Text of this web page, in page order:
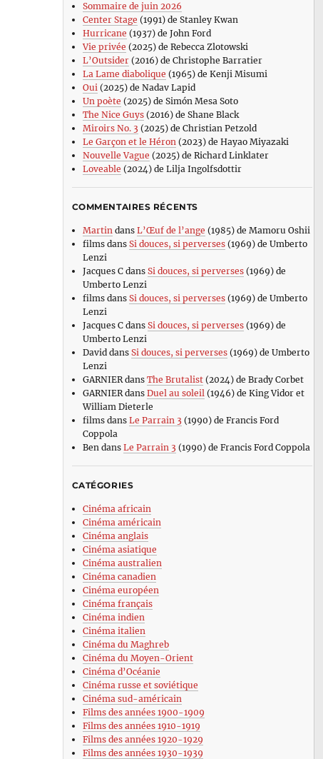
Sommaire de juin 2026
Center Stage (1991) de Stanley Kwan
Hurricane (1937) de John Ford
Vie privée (2025) de Rebecca Zlotowski
L’Outsider(2016) de Christophe Barratier
La Lame diabolique (1965) de Kenji Misumi
Oui(2025) de Nadav Lapid
Un poète (2025) de Simón Mesa Soto
The Nice Guys(2016) de Shane Black
Miroirs No. 3 (2025) de Christian Petzold
Le Garçon et le Héron(2023) de Hayao Miyazaki
Nouvelle Vague (2025) de Richard Linklater
Loveable (2024) de Lilja Ingolfsdottir
COMMENTAIRES RÉCENTS
Martin dans L’Œuf de l’ange (1985) de Mamoru Oshii
filmsdans Si douces, si perverses(1969) de Umberto
Lenzi
Jacques Cdans Si douces, si perverses(1969) de
Umberto Lenzi
filmsdans Si douces, si perverses(1969) de Umberto
Lenzi
Jacques Cdans Si douces, si perverses(1969) de
Umberto Lenzi
David dans Si douces, si perverses(1969) de Umberto
Lenzi
GARNIERdans The Brutalist(2024) de Brady Corbet
GARNIERdans Duel au soleil (1946) de King Vidor et
William Dieterle
filmsdans Le Parrain 3 (1990) de Francis Ford
Coppola
Ben dans Le Parrain 3 (1990) de Francis Ford Coppola
CATÉGORIES
Cinéma africain
Cinéma américain
Cinéma anglais
Cinéma asiatique
Cinéma australien
Cinéma canadien
Cinéma européen
Cinéma français
Cinéma indien
Cinéma italien
Cinéma du Maghreb
Cinéma du Moyen-Orient
Cinéma d’Océanie
Cinéma russe et soviétique
Cinéma sud-américain
Films des années 1900-1909
Films des années 1910-1919
Films des années 1920-1929
Films des années 1930-1939